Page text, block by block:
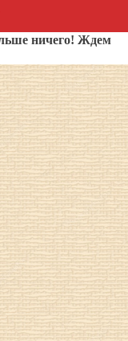
ничего! Ждем